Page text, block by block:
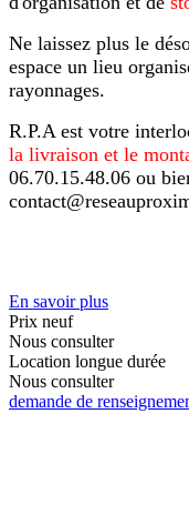
Ne laissez plus le
espace un lieu
rayonnages.
R.P.A est votre
la livraison et le
06.70.15.48.06 ou
En savoir plus
Prix neuf
Nous consulter
Location longue durée
Nous consulter
demande de